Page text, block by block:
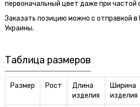
первоначальный цвет даже при частой
Заказать позицию можно с отправкой в
Украины.
Таблица размеров
Размер Рост
Длина
изделия
Ширина
изделия